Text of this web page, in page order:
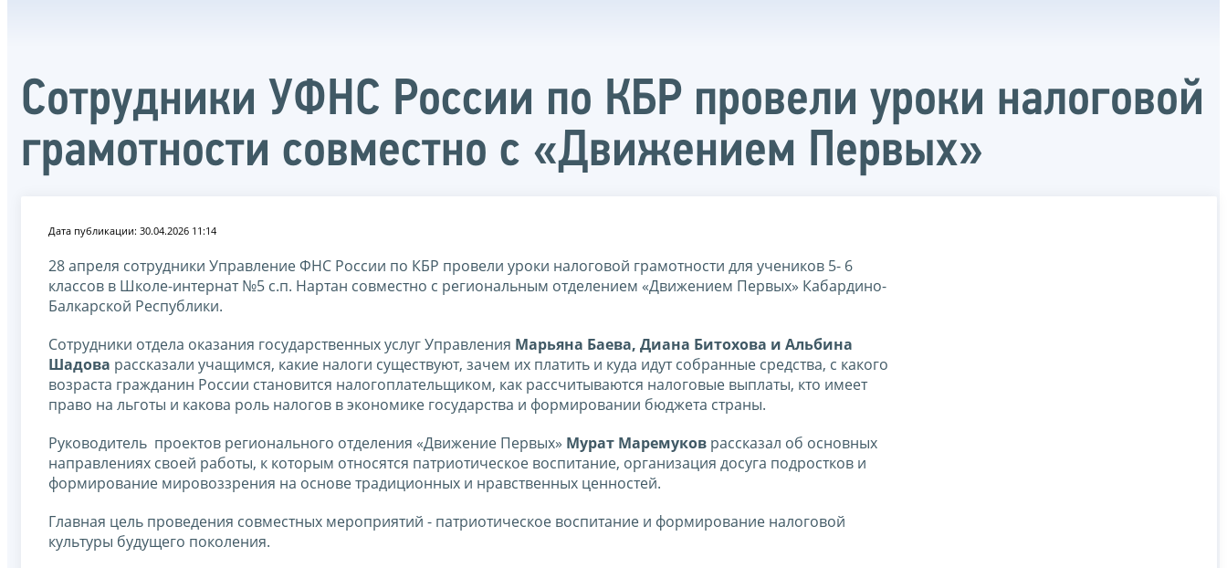
Сотрудники УФНС России по КБР провели уроки налоговой
грамотности совместно с «Движением Первых»
Дата публикации: 30.04.2026 11:14
28 апреля сотрудники Управление ФНС России по КБР провели уроки налоговой грамотности для учеников 5- 6
классов в Школе-интернат №5 с.п. Нартан совместно с региональным отделением «Движением Первых» Кабардино-
Балкарской Республики.
Сотрудники отдела оказания государственных услуг Управления Марьяна Баева, Диана Битохова и Альбина
Шадова рассказали учащимся, какие налоги существуют, зачем их платить и куда идут собранные средства, с какого
возраста гражданин России становится налогоплательщиком, как рассчитываются налоговые выплаты, кто имеет
право на льготы и какова роль налогов в экономике государства и формировании бюджета страны.
Руководитель проектов регионального отделения «Движение Первых» Мурат Маремуков рассказал об основных
направлениях своей работы, к которым относятся патриотическое воспитание, организация досуга подростков и
формирование мировоззрения на основе традиционных и нравственных ценностей.
Главная цель проведения совместных мероприятий - патриотическое воспитание и формирование налоговой
культуры будущего поколения.